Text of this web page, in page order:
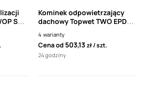
SA
Kominek odpowietrzający
dachowy Topwet TWO EPDM
Firestone
4 warianty
Cena od 503,13zł szt.
24 godziny